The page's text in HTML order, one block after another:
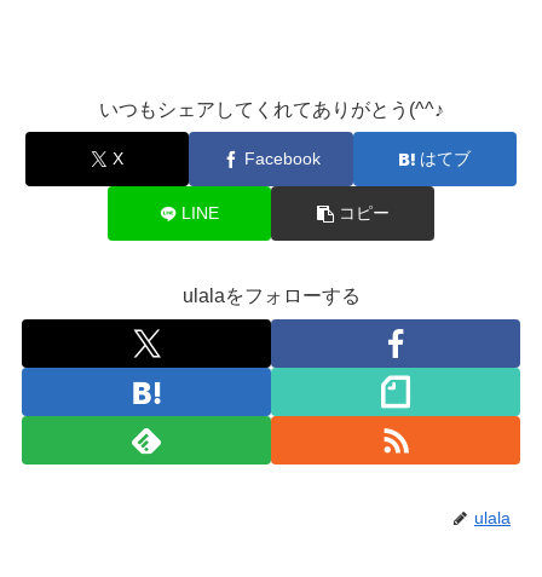
いつもシェアしてくれてありがとう(^^♪
X Facebook はてブ
LINE コピー
ulalaをフォローする
ulala